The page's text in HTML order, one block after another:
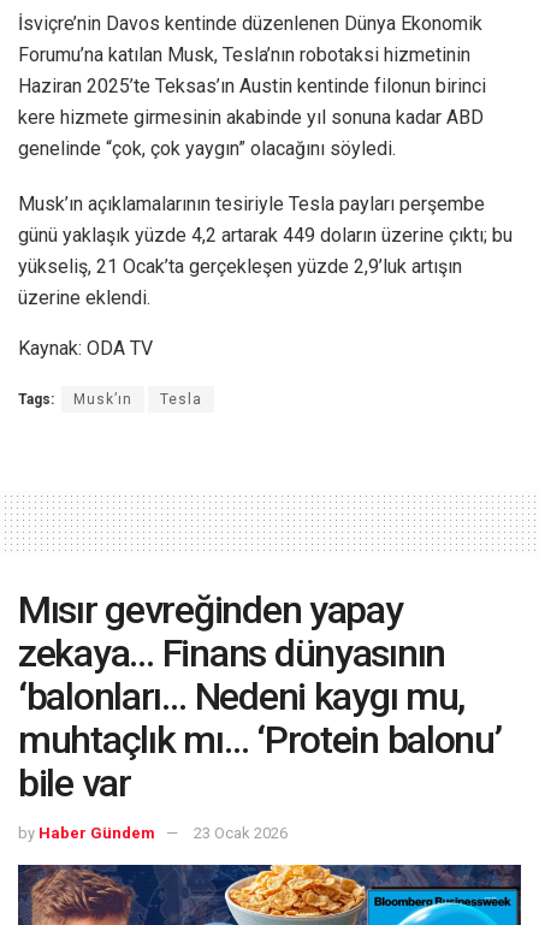
İsviçre’nin Davos kentinde düzenlenen Dünya Ekonomik
Forumu’na katılan Musk, Tesla’nın robotaksi hizmetinin
Haziran 2025’te Teksas’ın Austin kentinde filonun birinci
kere hizmete girmesinin akabinde yıl sonuna kadar ABD
genelinde “çok, çok yaygın” olacağını söyledi.
Musk’ın açıklamalarının tesiriyle Tesla payları perşembe
günü yaklaşık yüzde 4,2 artarak 449 doların üzerine çıktı; bu
yükseliş, 21 Ocak’ta gerçekleşen yüzde 2,9’luk artışın
üzerine eklendi.
Kaynak: ODA TV
Tags: Musk’ın Tesla
Mısır gevreğinden yapay
zekaya… Finans dünyasının
‘balonları… Nedeni kaygı mu,
muhtaçlık mı… ‘Protein balonu’
bile var
by Haber Gündem 23 Ocak 2026